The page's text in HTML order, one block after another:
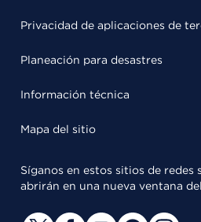
Privacidad de aplicaciones de
Planeación para desastres
Información técnica
Mapa del sitio
Síganos en estos sitios de redes
abrirán en una nueva ventana